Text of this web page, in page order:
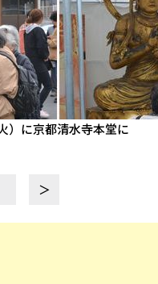
）に京都清水寺本堂に
＞